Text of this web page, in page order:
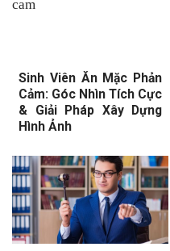
Sinh Viên Ăn Mặc Phản
Cảm: Góc Nhìn Tích Cực
& Giải Pháp Xây Dựng
Hình Ảnh